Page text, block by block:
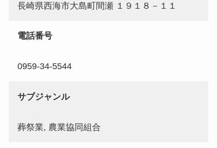
長崎県西海市大島町間瀬 １９１８－１１
電話番号
0959-34-5544
サブジャンル
葬祭業, 農業協同組合